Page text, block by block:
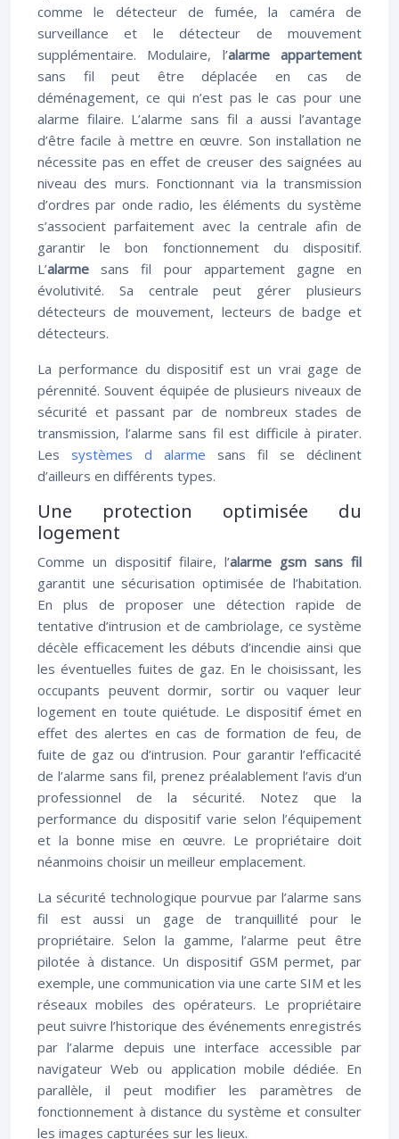
comme le détecteur de fumée, la caméra de
surveillance et le détecteur de mouvement
supplémentaire. Modulaire, l’alarme appartement
sans fil peut être déplacée en cas de
déménagement, ce qui n’est pas le cas pour une
alarme filaire. L’alarme sans fil a aussi l’avantage
d’être facile à mettre en œuvre. Son installation ne
nécessite pas en effet de creuser des saignées au
niveau des murs. Fonctionnant via la transmission
d’ordres par onde radio, les éléments du système
s’associent parfaitement avec la centrale afin de
garantir le bon fonctionnement du dispositif.
L’alarme sans fil pour appartement gagne en
évolutivité. Sa centrale peut gérer plusieurs
détecteurs de mouvement, lecteurs de badge et
détecteurs.
La performance du dispositif est un vrai gage de
pérennité. Souvent équipée de plusieurs niveaux de
sécurité et passant par de nombreux stades de
transmission, l’alarme sans fil est difficile à pirater.
Les systèmes d alarme sans fil se déclinent
d’ailleurs en différents types.
Une protection optimisée du
logement
Comme un dispositif filaire, l’alarme gsm sans fil
garantit une sécurisation optimisée de l’habitation.
En plus de proposer une détection rapide de
tentative d’intrusion et de cambriolage, ce système
décèle efficacement les débuts d’incendie ainsi que
les éventuelles fuites de gaz. En le choisissant, les
occupants peuvent dormir, sortir ou vaquer leur
logement en toute quiétude. Le dispositif émet en
effet des alertes en cas de formation de feu, de
fuite de gaz ou d’intrusion. Pour garantir l’efficacité
de l’alarme sans fil, prenez préalablement l’avis d’un
professionnel de la sécurité. Notez que la
performance du dispositif varie selon l’équipement
et la bonne mise en œuvre. Le propriétaire doit
néanmoins choisir un meilleur emplacement.
La sécurité technologique pourvue par l’alarme sans
fil est aussi un gage de tranquillité pour le
propriétaire. Selon la gamme, l’alarme peut être
pilotée à distance. Un dispositif GSM permet, par
exemple, une communication via une carte SIM et les
réseaux mobiles des opérateurs. Le propriétaire
peut suivre l’historique des événements enregistrés
par l’alarme depuis une interface accessible par
navigateur Web ou application mobile dédiée. En
parallèle, il peut modifier les paramètres de
fonctionnement à distance du système et consulter
les images capturées sur les lieux.